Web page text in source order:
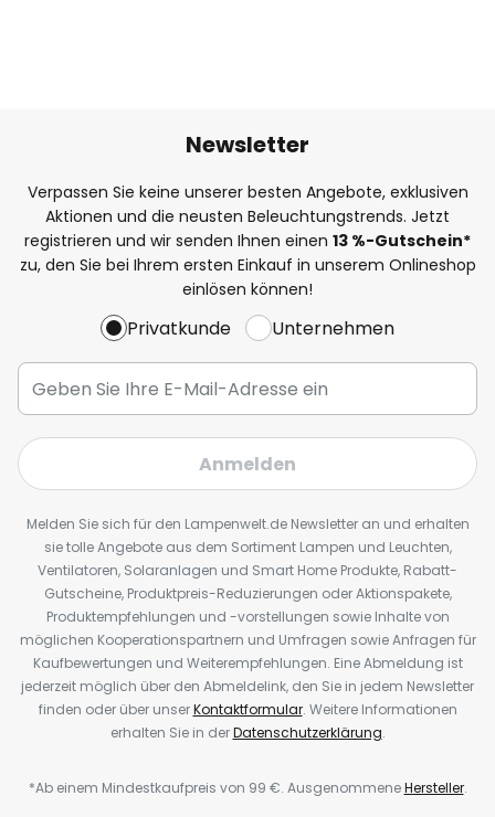
Newsletter
Verpassen Sie keine unserer besten Angebote, exklusiven
Aktionen und die neusten Beleuchtungstrends. Jetzt
registrieren und wir senden Ihnen einen 13 %-Gutschein*
zu, den Sie bei Ihrem ersten Einkauf in unserem Onlineshop
einlösen können!
Privatkunde Unternehmen
Anmelden
Melden Sie sich für den Lampenwelt.de Newsletter an und erhalten
sie tolle Angebote aus dem Sortiment Lampen und Leuchten,
Ventilatoren, Solaranlagen und Smart Home Produkte, Rabatt-
Gutscheine, Produktpreis-Reduzierungen oder Aktionspakete,
Produktempfehlungen und -vorstellungen sowie Inhalte von
möglichen Kooperationspartnern und Umfragen sowie Anfragen für
Kaufbewertungen und Weiterempfehlungen. Eine Abmeldung ist
jederzeit möglich über den Abmeldelink, den Sie in jedem Newsletter
finden oder über unserKontaktformular. Weitere Informationen
erhalten Sie in derDatenschutzerklärung.
*Ab einem Mindestkaufpreis von 99 €. AusgenommeneHersteller.